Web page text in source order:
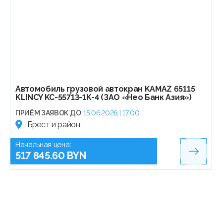
Автомобиль грузовой автокран KAMAZ 65115
KLINCY KC-55713-1K-4 (ЗАО «Нео Банк Азия»)
ПРИЁМ ЗАЯВОК ДО 15.06.2026 | 17:00
Брест и район
Начальная цена:
517 845.60 BYN